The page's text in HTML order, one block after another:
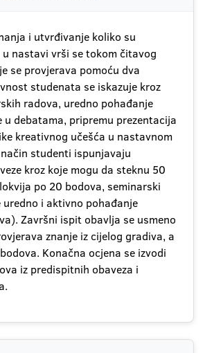
i utvrđivanje koliko su
nastavi vrši se tokom čitavog
se provjerava pomoću dva
studenata se iskazuje kroz
radova, uredno pohađanje
u debatama, pripremu prezentacija
kreativnog učešća u nastavnom
studenti ispunjavaju
kroz koje mogu da steknu 50
po 20 bodova, seminarski
i aktivno pohađanje
Završni ispit obavlja se usmeno
znanje iz cijelog gradiva, a
Konačna ocjena se izvodi
iz predispitnih obaveza i